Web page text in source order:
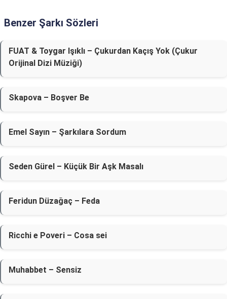
Benzer Şarkı Sözleri
FUAT & Toygar Işıklı – Çukurdan Kaçış Yok (Çukur
Orijinal Dizi Müziği)
Skapova – Boşver Be
Emel Sayın – Şarkılara Sordum
Seden Gürel – Küçük Bir Aşk Masalı
Feridun Düzağaç – Feda
Ricchi e Poveri – Cosa sei
Muhabbet – Sensiz